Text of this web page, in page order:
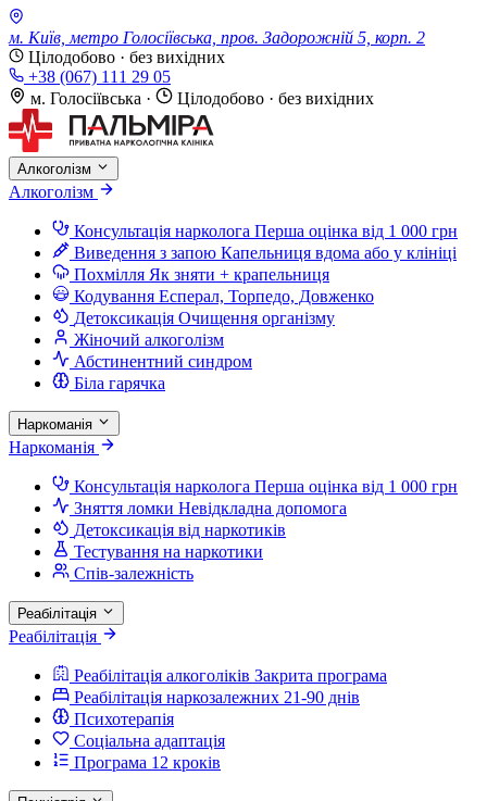
м. Київ, метро Голосіївська, пров. Задорожній 5, корп. 2
Цілодобово · без вихідних
+38 (067) 111 29 05
м. Голосіївська · Цілодобово · без вихідних
Алкоголізм
Алкоголізм
Консультація нарколога Перша оцінка від 1 000 грн
Виведення з запою Капельниця вдома або у клініці
Похмілля Як зняти + крапельниця
Кодування Есперал, Торпедо, Довженко
Детоксикація Очищення організму
Жіночий алкоголізм
Абстинентний синдром
Біла гарячка
Наркоманія
Наркоманія
Консультація нарколога Перша оцінка від 1 000 грн
Зняття ломки Невідкладна допомога
Детоксикація від наркотиків
Тестування на наркотики
Спів-залежність
Реабілітація
Реабілітація
Реабілітація алкоголіків Закрита програма
Реабілітація наркозалежних 21-90 днів
Психотерапія
Соціальна адаптація
Програма 12 кроків